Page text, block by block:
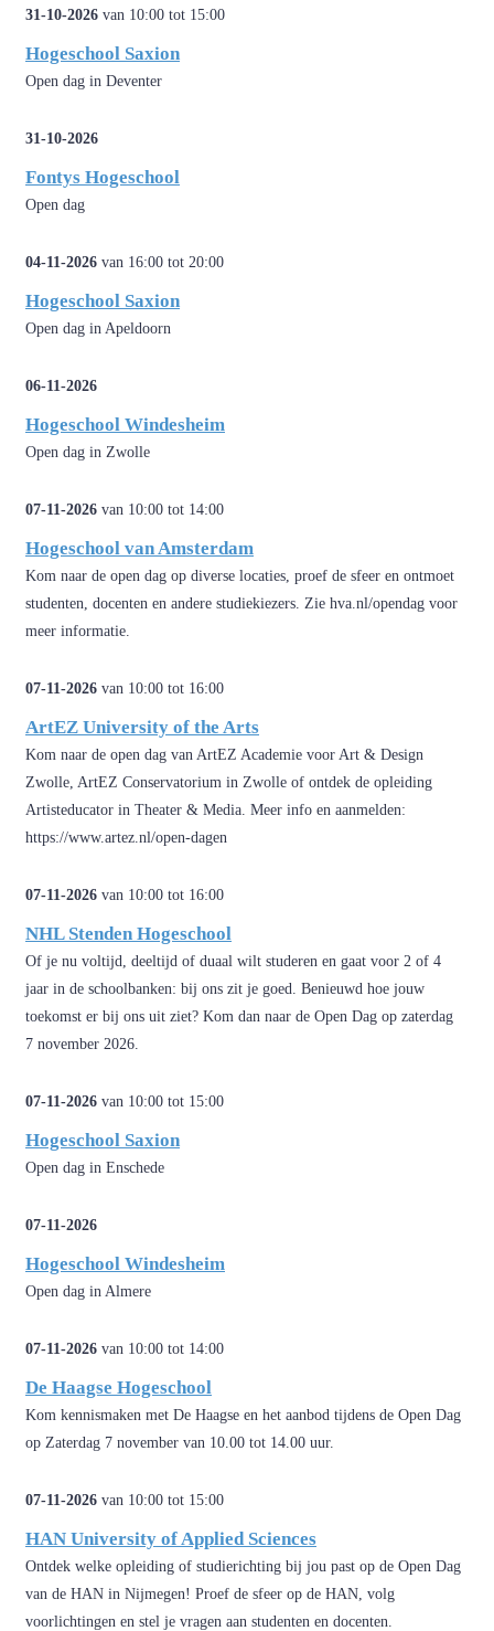
31-10-2026 van 10:00 tot 15:00
Hogeschool Saxion
Open dag in Deventer
31-10-2026
Fontys Hogeschool
Open dag
04-11-2026 van 16:00 tot 20:00
Hogeschool Saxion
Open dag in Apeldoorn
06-11-2026
Hogeschool Windesheim
Open dag in Zwolle
07-11-2026 van 10:00 tot 14:00
Hogeschool van Amsterdam
Kom naar de open dag op diverse locaties, proef de sfeer en ontmoet
studenten, docenten en andere studiekiezers. Zie hva.nl/opendag voor
meer informatie.
07-11-2026 van 10:00 tot 16:00
ArtEZ University of the Arts
Kom naar de open dag van ArtEZ Academie voor Art & Design
Zwolle, ArtEZ Conservatorium in Zwolle of ontdek de opleiding
Artisteducator in Theater & Media. Meer info en aanmelden:
https://www.artez.nl/open-dagen
07-11-2026 van 10:00 tot 16:00
NHL Stenden Hogeschool
Of je nu voltijd, deeltijd of duaal wilt studeren en gaat voor 2 of 4
jaar in de schoolbanken: bij ons zit je goed. Benieuwd hoe jouw
toekomst er bij ons uit ziet? Kom dan naar de Open Dag op zaterdag
7 november 2026.
07-11-2026 van 10:00 tot 15:00
Hogeschool Saxion
Open dag in Enschede
07-11-2026
Hogeschool Windesheim
Open dag in Almere
07-11-2026 van 10:00 tot 14:00
De Haagse Hogeschool
Kom kennismaken met De Haagse en het aanbod tijdens de Open Dag
op Zaterdag 7 november van 10.00 tot 14.00 uur.
07-11-2026 van 10:00 tot 15:00
HAN University of Applied Sciences
Ontdek welke opleiding of studierichting bij jou past op de Open Dag
van de HAN in Nijmegen! Proef de sfeer op de HAN, volg
voorlichtingen en stel je vragen aan studenten en docenten.